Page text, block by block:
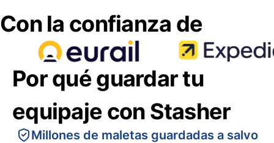
Con la confianza de
Por qué guardar tu
equipaje con Stasher
Millones de maletas guardadas a salvo